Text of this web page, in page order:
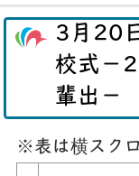
3月20
校式－
輩出－
※表は横スク